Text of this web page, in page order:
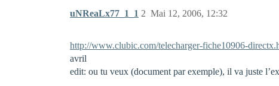
uNReaLx77_1_1 Mai 12, 2006, 12:32
2
http://www.clubic.com/telecharger-fiche10906-
avril
edit: ou tu veux (document par exemple), il va juste